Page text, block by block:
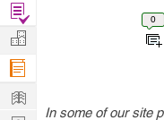
0
In some of our site
Find
Projects
Manage
Company
Learn